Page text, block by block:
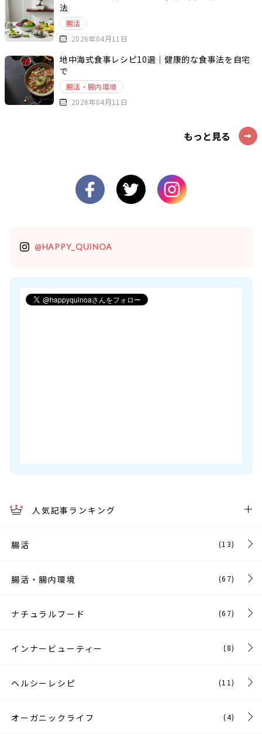
法
腸活
2026年04月11日
地中海式食事レシピ10選｜健康的な食事法を自宅
で
腸活・腸内環境
2026年04月11日
もっと見る
@HAPPY_QUINOA
人気記事ランキング
腸活 (13)
腸活・腸内環境 (67)
ナチュラルフード (67)
インナービューティー (8)
ヘルシーレシピ (11)
オーガニックライフ (4)